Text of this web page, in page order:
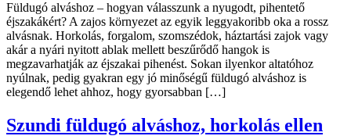
Füldugó alváshoz – hogyan válasszunk a nyugodt, pihentető
éjszakákért? A zajos környezet az egyik leggyakoribb oka a rossz
alvásnak. Horkolás, forgalom, szomszédok, háztartási zajok vagy
akár a nyári nyitott ablak mellett beszűrődő hangok is
megzavarhatják az éjszakai pihenést. Sokan ilyenkor altatóhoz
nyúlnak, pedig gyakran egy jó minőségű füldugó alváshoz is
elegendő lehet ahhoz, hogy gyorsabban […]
Szundi füldugó alváshoz, horkolás ellen